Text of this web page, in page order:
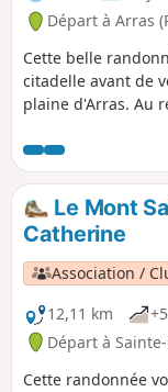
Départ à Arras
Cette belle
citadelle avant de
plaine d'Arras. Au
Le Mont
Catherine
Association /
12,11 km
Départ à
Cette randonnée